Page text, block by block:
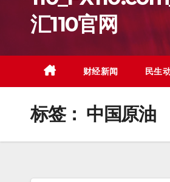
汇110官网
财经新闻 民生
标签： 中国原油